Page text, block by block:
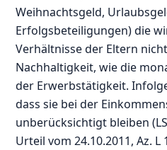
Weihnachtsgeld,
Erfolgsbeteiligungen) die
Verhältnisse der Eltern
Nachhaltigkeit, wie die
der Erwerbstätigkeit.
dass sie bei der
unberücksichtigt bleiben
Urteil vom 24.10.2011, Az. L